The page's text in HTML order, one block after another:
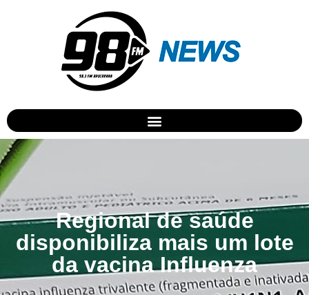
Regional de saúde
disponibiliza mais um lote
da vacina Influenza